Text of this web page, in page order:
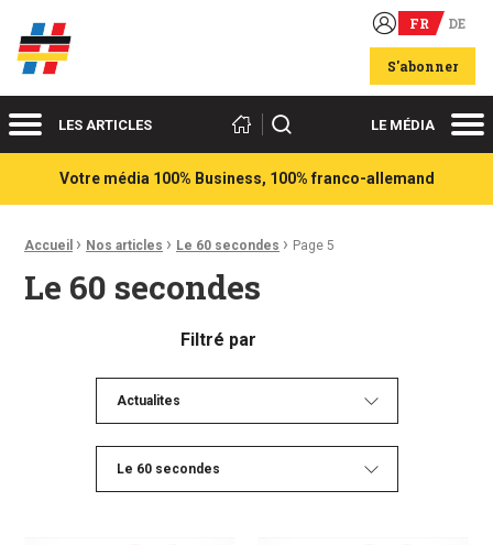
Acteurs du franco-allemand FR DE
S'abonner
MenuLES ARTICLES Rechercher LE MÉDIA
Votre média 100% Business, 100% franco-allemand
Fil d'Ariane :
Accueil › Nos articles › Le 60 secondes › Page 5
Le 60 secondes
Filtré par
Actualites
Le 60 secondes